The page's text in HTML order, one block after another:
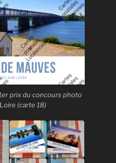
prix du concours photo
(carte 18)